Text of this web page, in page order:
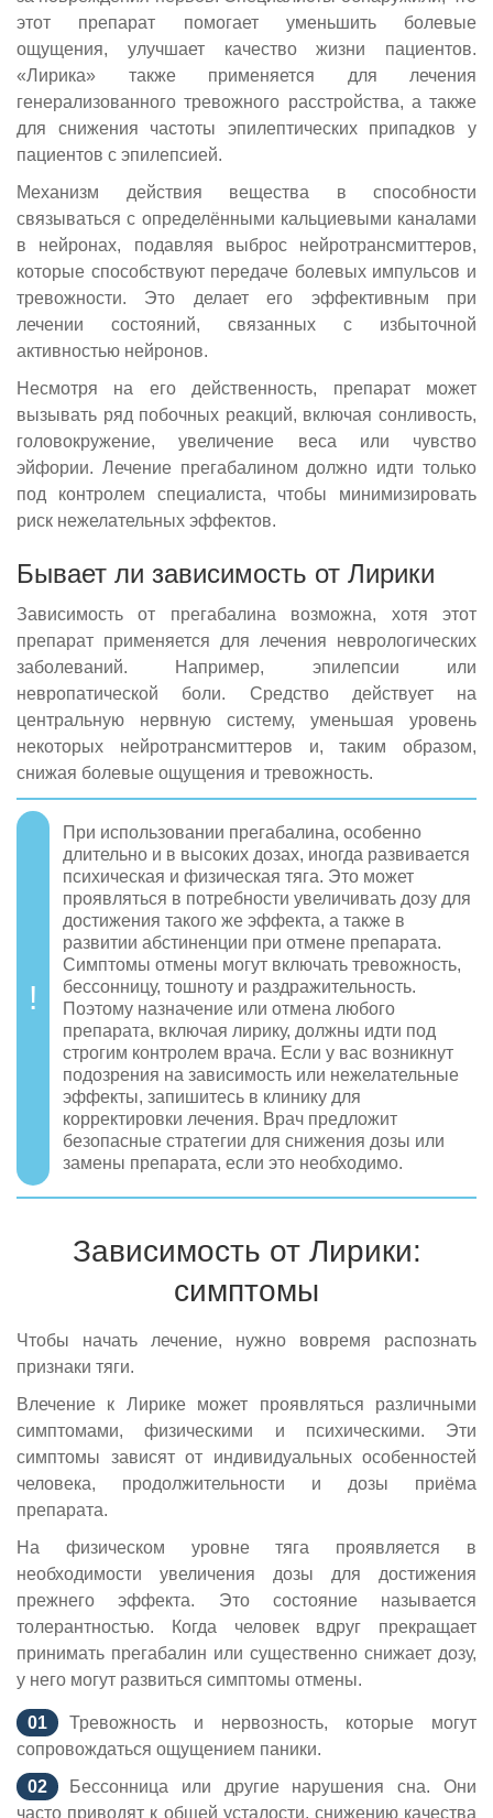
этот препарат помогает уменьшить болевые
ощущения, улучшает качество жизни пациентов.
«Лирика» также применяется для лечения
генерализованного тревожного расстройства, а также
для снижения частоты эпилептических припадков у
пациентов с эпилепсией.
Механизм действия вещества в способности
связываться с определёнными кальциевыми каналами
в нейронах, подавляя выброс нейротрансмиттеров,
которые способствуют передаче болевых импульсов и
тревожности. Это делает его эффективным при
лечении состояний, связанных с избыточной
активностью нейронов.
Несмотря на его действенность, препарат может
вызывать ряд побочных реакций, включая сонливость,
головокружение, увеличение веса или чувство
эйфории. Лечение прегабалином должно идти только
под контролем специалиста, чтобы минимизировать
риск нежелательных эффектов.
Бывает ли зависимость от Лирики
Зависимость от прегабалина возможна, хотя этот
препарат применяется для лечения неврологических
заболеваний. Например, эпилепсии или
невропатической боли. Средство действует на
центральную нервную систему, уменьшая уровень
некоторых нейротрансмиттеров и, таким образом,
снижая болевые ощущения и тревожность.
При использовании прегабалина, особенно
длительно и в высоких дозах, иногда развивается
психическая и физическая тяга. Это может
проявляться в потребности увеличивать дозу для
достижения такого же эффекта, а также в
развитии абстиненции при отмене препарата.
Симптомы отмены могут включать тревожность,
бессонницу, тошноту и раздражительность.
Поэтому назначение или отмена любого
препарата, включая лирику, должны идти под
строгим контролем врача. Если у вас возникнут
подозрения на зависимость или нежелательные
эффекты, запишитесь в клинику для
корректировки лечения. Врач предложит
безопасные стратегии для снижения дозы или
замены препарата, если это необходимо.
Зависимость от Лирики:
симптомы
Чтобы начать лечение, нужно вовремя распознать
признаки тяги.
Влечение к Лирике может проявляться различными
симптомами, физическими и психическими. Эти
симптомы зависят от индивидуальных особенностей
человека, продолжительности и дозы приёма
препарата.
На физическом уровне тяга проявляется в
необходимости увеличения дозы для достижения
прежнего эффекта. Это состояние называется
толерантностью. Когда человек вдруг прекращает
принимать прегабалин или существенно снижает дозу,
у него могут развиться симптомы отмены.
Тревожность и нервозность, которые могут
сопровождаться ощущением паники.
Бессонница или другие нарушения сна. Они
часто приводят к общей усталости, снижению качества